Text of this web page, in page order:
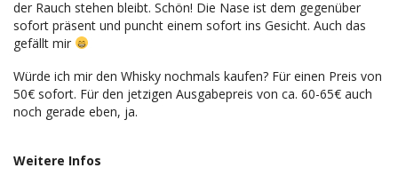
der Rauch stehen bleibt. Schön! Die Nase ist dem gegenüber
sofort präsent und puncht einem sofort ins Gesicht. Auch das
gefällt mir
Würde ich mir den Whisky nochmals kaufen? Für einen Preis von
50€ sofort. Für den jetzigen Ausgabepreis von ca. 60-65€ auch
noch gerade eben, ja.
Weitere Infos